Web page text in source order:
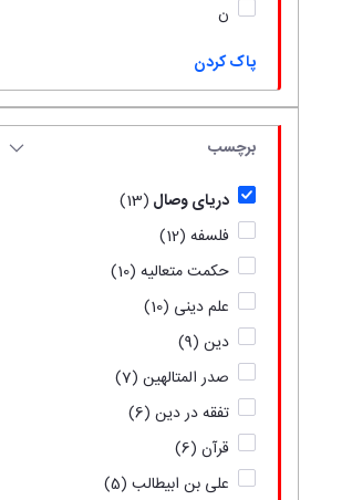
ن
پاک کردن
برچسب
دریای وصال (13)
فلسفه (12)
حکمت متعالیه (10)
علم دینی (10)
دین (9)
صدر المتالهین (7)
تفقه در دین (6)
قرآن (6)
علی بن ابیطالب (5)